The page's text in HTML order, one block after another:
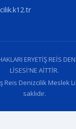
ERYETİŞ REİS
LİSESİ'NE AİTTİR.
Denizcilik Meslek
saklıdır.